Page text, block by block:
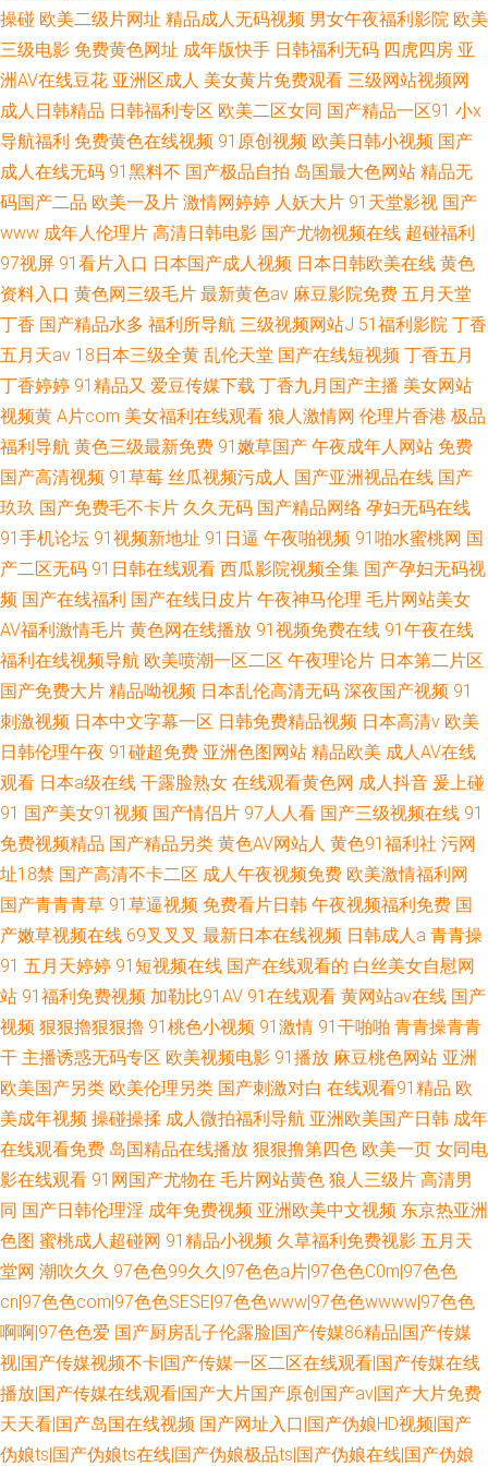
操碰 欧美二级片网址 精品成人无码视频 男女午夜福利影院 欧美
三级电影 免费黄色网址 成年版快手 日韩福利无码 四虎四房 亚
洲AV在线豆花 亚洲区成人 美女黄片免费观看 三级网站视频网
成人日韩精品 日韩福利专区 欧美二区女同 国产精品一区91 小x
导航福利 免费黄色在线视频 91原创视频 欧美日韩小视频 国产
成人在线无码 91黑料不 国产极品自拍 岛国最大色网站 精品无
码国产二品 欧美一及片 激情网婷婷 人妖大片 91天堂影视 国产
www 成年人伦理片 高清日韩电影 国产尤物视频在线 超碰福利
97视屏 91看片入口 日本国产成人视频 日本日韩欧美在线 黄色
资料入口 黄色网三级毛片 最新黄色av 麻豆影院免费 五月天堂
丁香 国产精品水多 福利所导航 三级视频网站J 51福利影院 丁香
五月天av 18日本三级全黄 乱伦天堂 国产在线短视频 丁香五月
丁香婷婷 91精品又 爱豆传媒下载 丁香九月国产主播 美女网站
视频黄 A片com 美女福利在线观看 狼人激情网 伦理片香港 极品
福利导航 黄色三级最新免费 91嫩草国产 午夜成年人网站 免费
国产高清视频 91草莓 丝瓜视频污成人 国产亚洲视品在线 国产
玖玖 国产免费毛不卡片 久久无码 国产精品网络 孕妇无码在线
91手机论坛 91视频新地址 91日逼 午夜啪视频 91啪水蜜桃网 国
产二区无码 91日韩在线观看 西瓜影院视频全集 国产孕妇无码视
频 国产在线福利 国产在线日皮片 午夜神马伦理 毛片网站美女
AV福利激情毛片 黄色网在线播放 91视频免费在线 91午夜在线
福利在线视频导航 欧美喷潮一区二区 午夜理论片 日本第二片区
国产免费大片 精品呦视频 日本乱伦高清无码 深夜国产视频 91
刺激视频 日本中文字幕一区 日韩免费精品视频 日本高清v 欧美
日韩伦理午夜 91碰超免费 亚洲色图网站 精品欧美 成人AV在线
观看 日本a级在线 干露脸熟女 在线观看黄色网 成人抖音 爰上碰
91 国产美女91视频 国产情侣片 97人人看 国产三级视频在线 91
免费视频精品 国产精品另类 黄色AV网站人 黄色91福利社 污网
址18禁 国产高清不卡二区 成人午夜视频免费 欧美激情福利网
国产青青青草 91草逼视频 免费看片日韩 午夜视频福利免费 国
产嫩草视频在线 69叉叉叉 最新日本在线视频 日韩成人a 青青操
91 五月天婷婷 91短视频在线 国产在线观看的 白丝美女自慰网
站 91福利免费视频 加勒比91AV 91在线观看 黄网站av在线 国产
视频 狠狠擼狠狠擼 91桃色小视频 91激情 91干啪啪 青青操青青
干 主播诱惑无码专区 欧美视频电影 91播放 麻豆桃色网站 亚洲
欧美国产另类 欧美伦理另类 国产刺激对白 在线观看91精品 欧
美成年视频 操碰操揉 成人微拍福利导航 亚洲欧美国产日韩 成年
在线观看免费 岛国精品在线播放 狠狠撸第四色 欧美一页 女同电
影在线观看 91网国产尤物在 毛片网站黄色 狼人三级片 高清男
同 国产日韩伦理淫 成年免费视频 亚洲欧美中文视频 东京热亚洲
色图 蜜桃成人超碰网 91精品小视频 久草福利免费视影 五月天
堂网 潮吹久久 97色色99久久|97色色a片|97色色C0m|97色色
cn|97色色com|97色色SESE|97色色www|97色色wwww|97色色
啊啊|97色色爱 国产厨房乱子伦露脸|国产传媒86精品|国产传媒
视|国产传媒视频不卡|国产传媒一区二区在线观看|国产传媒在线
播放|国产传媒在线观看|国产大片国产原创国产av|国产大片免费
天天看|国产岛国在线视频 国产网址入口|国产伪娘HD视频|国产
伪娘ts|国产伪娘ts在线|国产伪娘极品ts|国产伪娘在线|国产伪娘